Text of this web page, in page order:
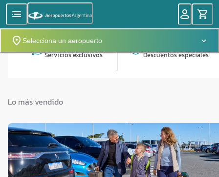
Selecciona un aeropuerto
Servicios exclusivos Descuentos especiales
Lo más vendido